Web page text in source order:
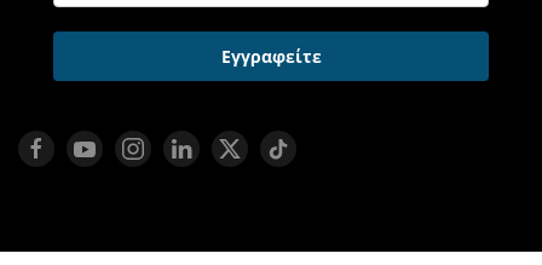
Εγγραφείτε